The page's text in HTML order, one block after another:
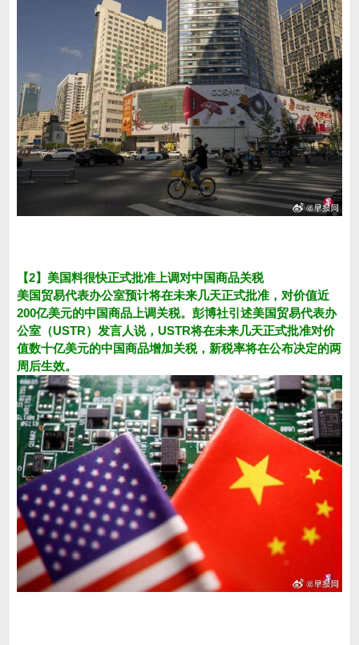
【2】美国料很快正式批准上调对中国商品关税
美国贸易代表办公室预计将在未来几天正式批准，对价值近
200亿美元的中国商品上调关税。彭博社引述美国贸易代表办
公室（USTR）发言人说，USTR将在未来几天正式批准对价
值数十亿美元的中国商品增加关税，新税率将在公布决定的两
周后生效。